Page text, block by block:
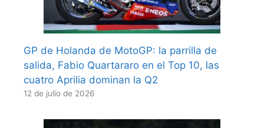
GP de Holanda de MotoGP: la parrilla de
salida, Fabio Quartararo en el Top 10, las
cuatro Aprilia dominan la Q2
12 de julio de 2026